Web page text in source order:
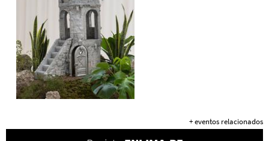
+ eventos relacionados